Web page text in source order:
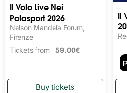
Il Volo Live Nei
Palasport 2026
Nelson Mandela Forum,
Firenze
Tickets from 59.00€
Il